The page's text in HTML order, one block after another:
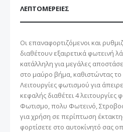
ΛΕΠΤΟΜΈΡΕΙΕΣ
Οι επαναφορτιζόμενοι και
διαθέτουν εξαιρετικά φωτεινή
κατάλληλη για μεγάλες
στο μαύρο βήμα, καθιστώντας
Λειτουργίες φωτισμού για
κεφαλής διαθέτει 4
Φωτισμο, πολυ Φωτεινό,
για χρήση σε περίπτωση
φορτίσετε στο αυτοκίνητό σας